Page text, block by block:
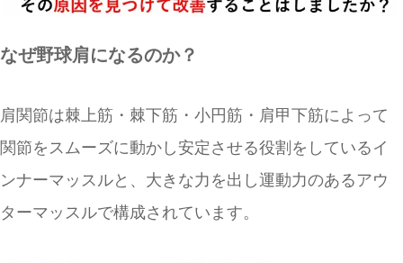
なぜ野球肩になるのか？
肩関節は棘上筋・棘下筋・小円筋・肩甲下筋によって
関節をスムーズに動かし安定させる役割をしているイ
ンナーマッスルと、大きな力を出し運動力のあるアウ
ターマッスルで構成されています。